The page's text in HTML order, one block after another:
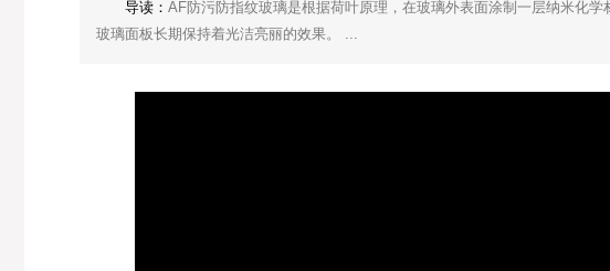
导读： AF防污防指纹玻璃是根据荷叶原理，在玻璃外表面涂制一层纳米化
玻璃面板长期保持着光洁亮丽的效果。 ...